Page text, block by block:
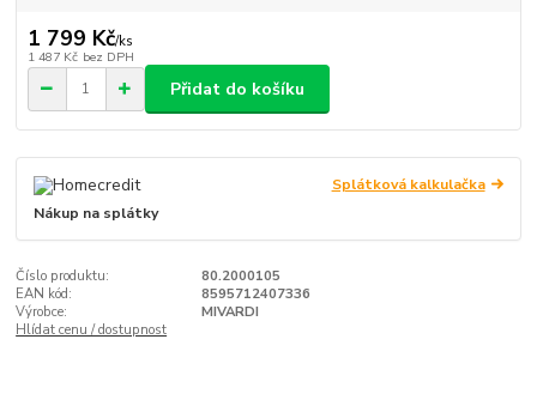
1 799 Kč/ks
1 487 Kč bez DPH
Přidat do košíku
Splátková kalkulačka
Nákup na splátky
Číslo produktu:
80.2000105
EAN kód:
8595712407336
Výrobce:
MIVARDI
Hlídat cenu / dostupnost